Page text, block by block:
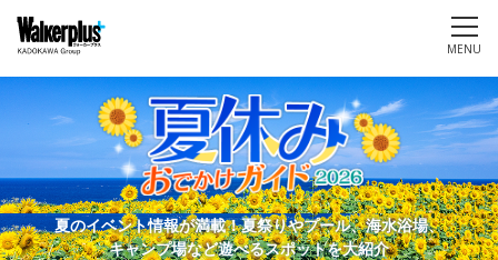
MENU
夏のイベント情報が満載！夏祭りやプール、海水浴場、
キャンプ場など遊べるスポットを大紹介